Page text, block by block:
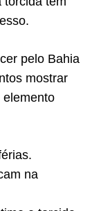
pelo Bahia
mostrar
elemento
na